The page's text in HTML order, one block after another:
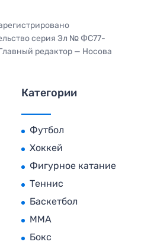
серия Эл № ФС77-
редактор — Носова
Категории
Футбол
Хоккей
Фигурное катание
Теннис
Баскетбол
MMA
Бокс